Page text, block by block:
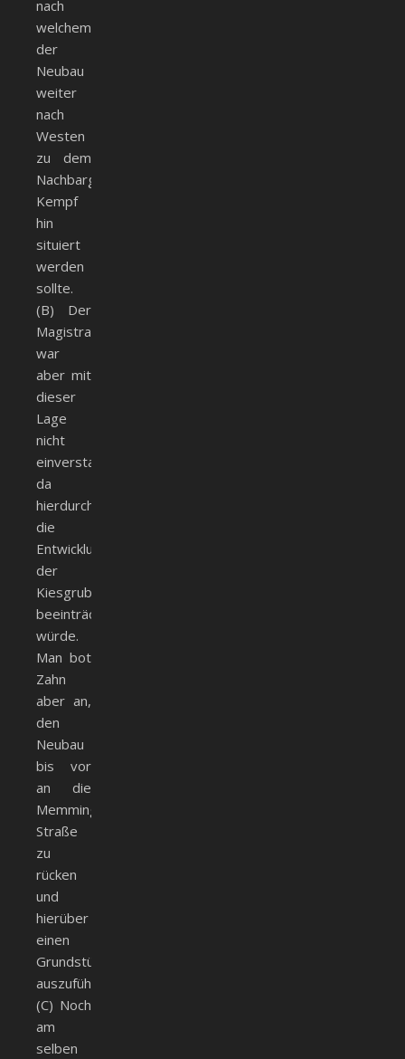
nach
welchem
der
Neubau
weiter
nach
Westen
zu dem
Nachbargebäude
Kempf
hin
situiert
werden
sollte.
(B) Der
Magistrat
war
aber mit
dieser
Lage
nicht
einverstanden,
da
hierdurch
die
Entwicklung
der
Kiesgrube
beeinträchtigt
würde.
Man bot
Zahn
aber an,
den
Neubau
bis vor
an die
Memminger
Straße
zu
rücken
und
hierüber
einen
Grundstückstausch
auszuführen.
(C) Noch
am
selben